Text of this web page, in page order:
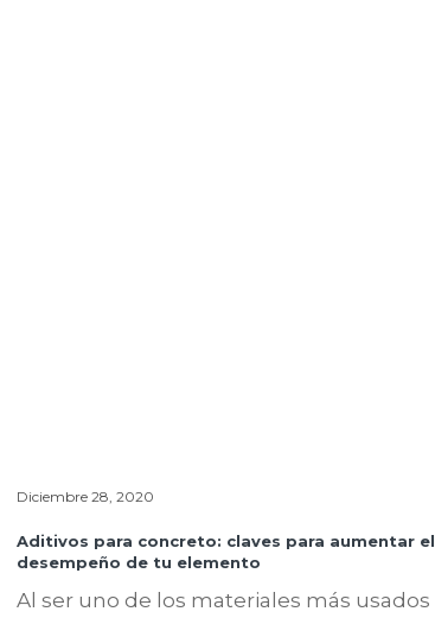
Diciembre 28, 2020
Aditivos para concreto: claves para aumentar el
desempeño de tu elemento
Al ser uno de los materiales más usados